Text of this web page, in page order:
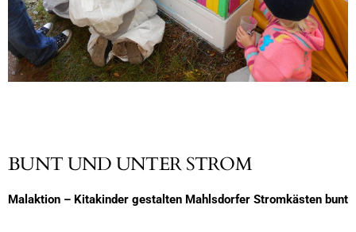
BUNT UND UNTER STROM
Malaktion – Kitakinder gestalten Mahlsdorfer Stromkästen bunt